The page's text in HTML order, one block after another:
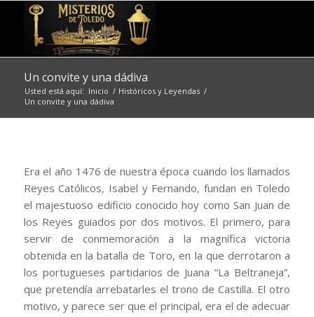
Un convite y una dádiva
Usted está aquí: Inicio / Históricos y Leyendas /
Un convite y una dádiva
Era el año 1476 de nuestra época cuando los llamados
Reyes Católicos, Isabel y Fernando, fundan en Toledo
el majestuoso edificio conocido hoy como San Juan de
los Reyes guiados por dos motivos. El primero, para
servir de conmemoración a la magnífica victoria
obtenida en la batalla de Toro, en la que derrotaron a
los portugueses partidarios de Juana “La Beltraneja”,
que pretendía arrebatarles el trono de Castilla. El otro
motivo, y parece ser que el principal, era el de adecuar